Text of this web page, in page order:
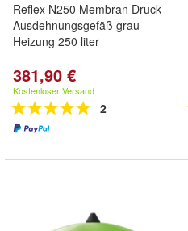
Reflex N250 Membran Druck
Ausdehnungsgefäß grau
Heizung 250 liter
381,90 €
Kostenloser Versand
2